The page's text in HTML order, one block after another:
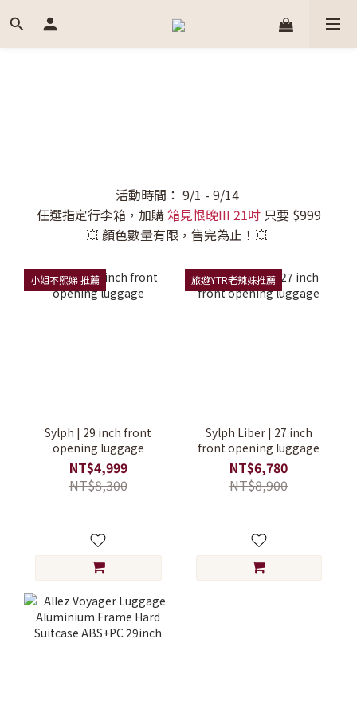
活動時間： 9/1 - 9/14
任選指定行李箱，加購箱見恨晚III 21吋只要 $999
💥 顏色數量有限，售完為止！💥
小姐不熙娣 推薦
Sylph | 29 inch front
opening luggage
NT$4,999
NT$8,300
旅遊YTR老辣妹推薦
Sylph Liber | 27 inch
front opening luggage
NT$6,780
NT$8,900